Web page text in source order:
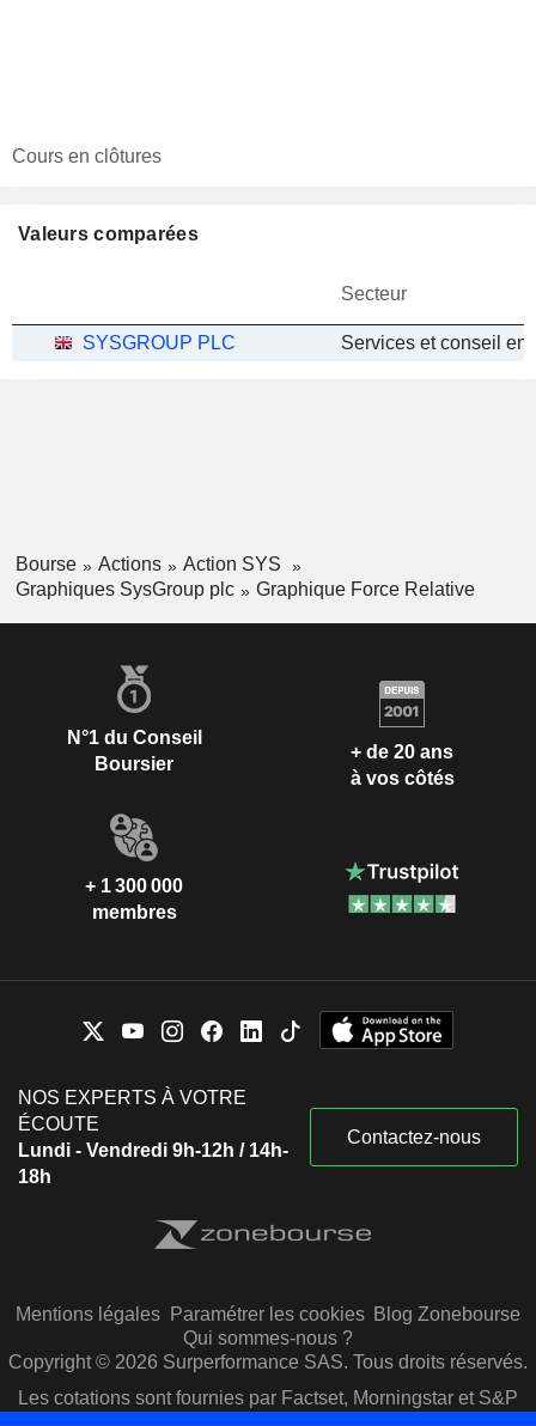
Cours en clôtures
Valeurs comparées
Secteur
SYSGROUP PLC
Bourse Actions
Action SYS
Graphiques SysGroup plc
Graphique Force Relative
N°1 du Conseil
Boursier
+ de 20 ans
à vos côtés
+ 1 300 000
membres
NOS EXPERTS À VOTRE
ÉCOUTE
Lundi - Vendredi 9h-12h / 14h-
18h
Contactez-nous
Mentions légales Paramétrer les cookies Blog Zonebourse
Qui sommes-nous ?
Copyright © 2026 Surperformance SAS. Tous droits réservés.
Les cotations sont fournies par Factset, Morningstar et S&P